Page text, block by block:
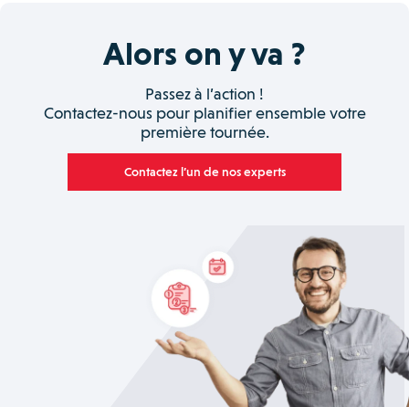
Alors on y va ?
Passez à l’action !
Contactez-nous pour planifier ensemble votre
première tournée.
Contactez l’un de nos experts